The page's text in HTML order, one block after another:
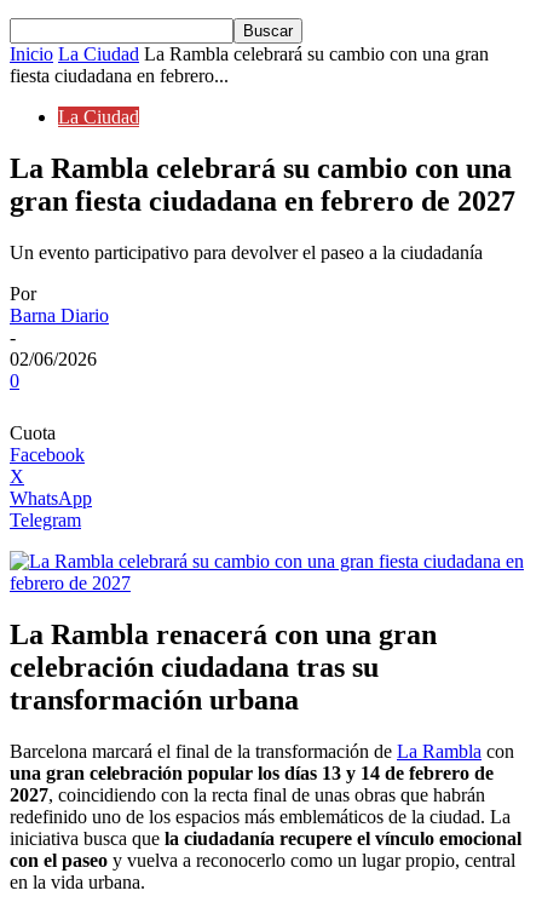
Inicio La Ciudad La Rambla celebrará su cambio con una gran
fiesta ciudadana en febrero...
La Ciudad
La Rambla celebrará su cambio con una
gran fiesta ciudadana en febrero de 2027
Un evento participativo para devolver el paseo a la ciudadanía
Por
Barna Diario
-
02/06/2026
0
Cuota
Facebook
X
WhatsApp
Telegram
La Rambla renacerá con una gran
celebración ciudadana tras su
transformación urbana
Barcelona marcará el final de la transformación de La Rambla con
una gran celebración popular los días 13 y 14 de febrero de
2027, coincidiendo con la recta final de unas obras que habrán
redefinido uno de los espacios más emblemáticos de la ciudad. La
iniciativa busca que la ciudadanía recupere el vínculo emocional
con el paseo y vuelva a reconocerlo como un lugar propio, central
en la vida urbana.